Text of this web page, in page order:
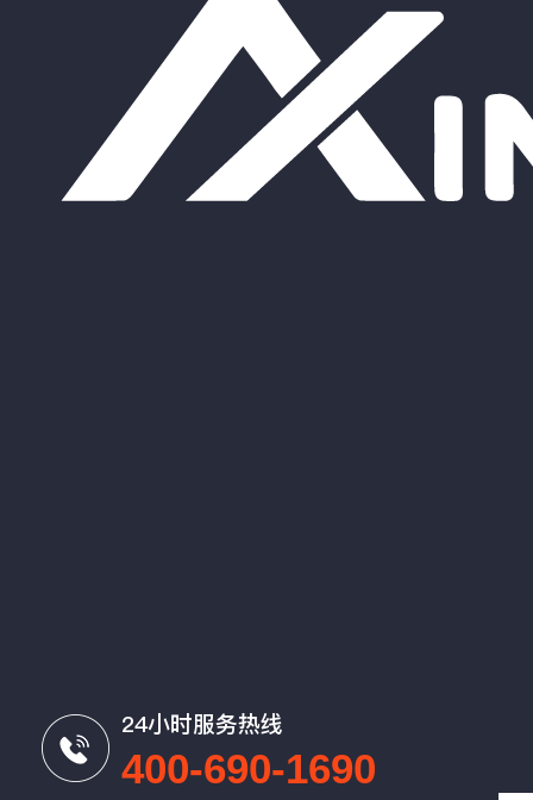
24小时服务热线
400-690-1690